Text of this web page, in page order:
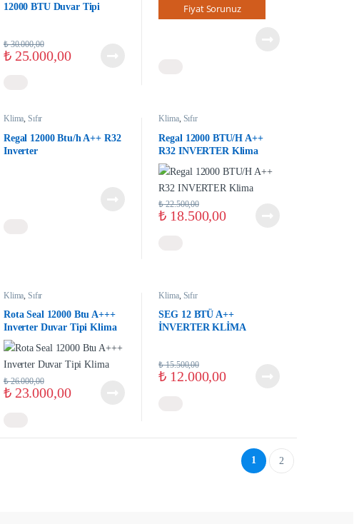
12000 BTU Duvar Tipi
₺25.000,00
₺30.000,00
BTU Duvar Tipi Inverter
Klima (Daikin)
Fiyat Sorunuz
Klima,Sıfır
Regal 12000 Btu/h A++ R32
Inverter
Klima, Sıfır
Regal 12000 BTU/H A++
R32 INVERTER Klima
₺ 18.500,00
₺22.500,00
Klima ,Sıfır
Rota Seal 12000 Btu A+++
Inverter Duvar Tipi Klima
₺23.000,00
₺26.000,00
Klima, Sıfır
SEG 12 BTÜ A++
İNVERTER KLİMA
₺ 12.000,00
₺15.500,00
1 2